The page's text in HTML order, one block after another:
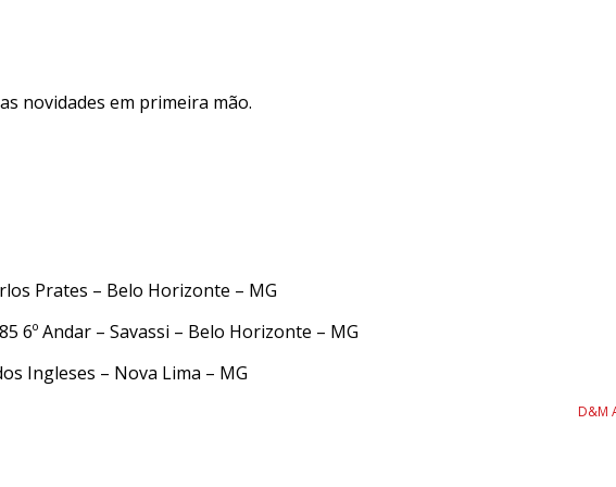
novidades em primeira mão.
Prates – Belo Horizonte – MG
6º Andar – Savassi – Belo Horizonte – MG
Ingleses – Nova Lima – MG
D&M